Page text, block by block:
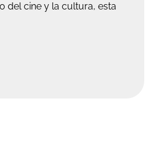
del cine y la cultura, esta